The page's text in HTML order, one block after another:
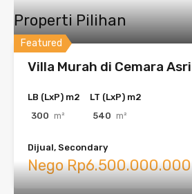
Properti Pilihan
Featured
Villa Murah di Cemara Asri
LB (LxP) m2
300 m²
LT (LxP) m2
540 m²
Dijual, Secondary
Nego Rp6.500.000.000